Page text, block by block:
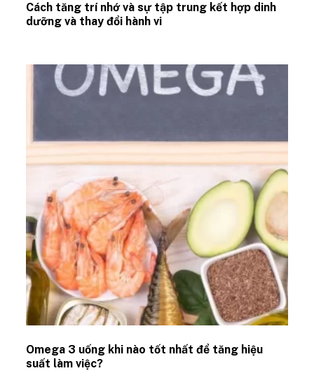
Cách tăng trí nhớ và sự tập trung kết hợp dinh
dưỡng và thay đổi hành vi
Omega 3 uống khi nào tốt nhất để tăng hiệu
suất làm việc?